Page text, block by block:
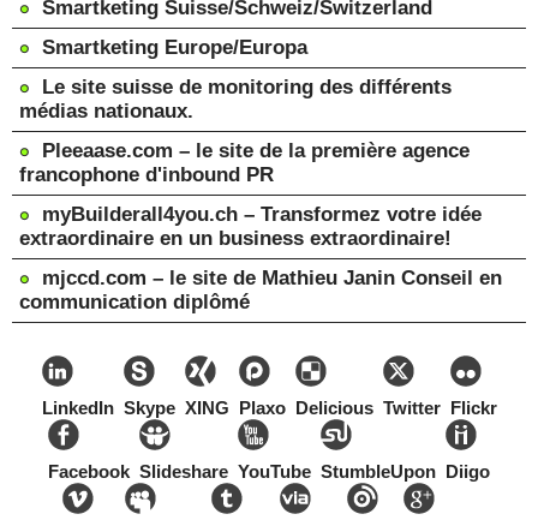
Smartketing Suisse/Schweiz/Switzerland
Smartketing Europe/Europa
Le site suisse de monitoring des différents
médias nationaux.
Pleeaase.com – le site de la première agence
francophone d'inbound PR
myBuilderall4you.ch – Transformez votre idée
extraordinaire en un business extraordinaire!
mjccd.com – le site de Mathieu Janin Conseil en
communication diplômé
LinkedIn Skype XING Plaxo Delicious Twitter Flickr
Facebook Slideshare YouTube StumbleUpon Diigo